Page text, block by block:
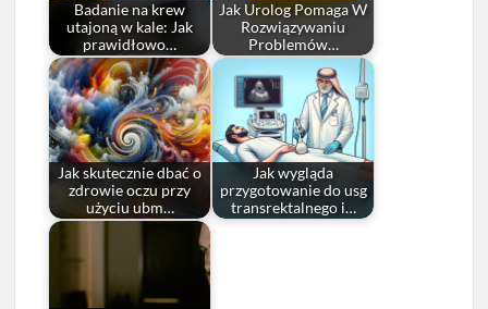
Badanie na krew
utajoną w kale: Jak
prawidłowo…
Jak Urolog Pomaga W
Rozwiązywaniu
Problemów…
Jak skutecznie dbać o
zdrowie oczu przy
użyciu ubm…
Jak wygląda
przygotowanie do usg
transrektalnego i…